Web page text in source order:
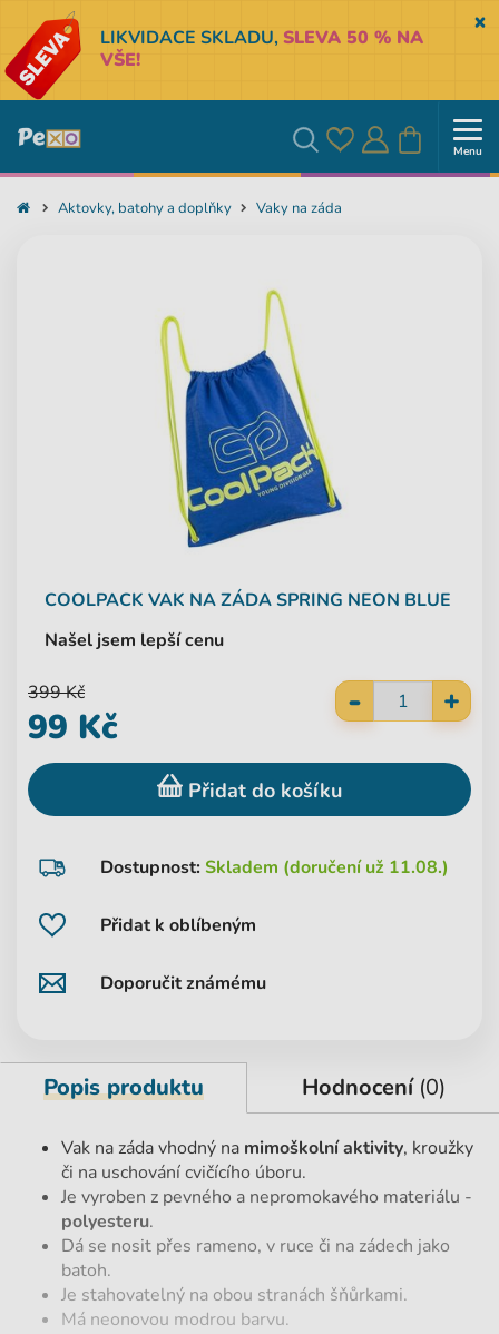
LIKVIDACE SKLADU,SLEVA 50 % NA
VŠE!
Vyhledávání
OblíbenéPřihlásit
Košík Menu
Aktovky, batohy a doplňky Vaky na záda
COOLPACK VAK NA ZÁDA SPRING NEON BLUE
Našel jsem lepší cenu
Přidat k oblíbeným
Doporučit známému
Dostupnost:Skladem (doručení už 11.08.)
- +
399 Kč
99 Kč
Přidat do košíku
Popis produktu Hodnocení (0)
Vak na záda vhodný na mimoškolní aktivity, kroužky
či na uschování cvičícího úboru.
Je vyroben z pevného a nepromokavého materiálu -
polyesteru.
Dá se nosit přes rameno, v ruce či na zádech jako
batoh.
Je stahovatelný na obou stranách šňůrkami.
Má neonovou modrou barvu.